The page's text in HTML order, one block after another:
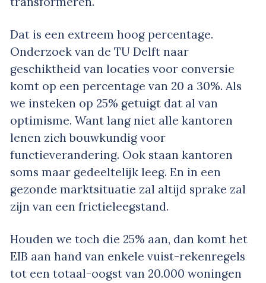
Dat is een extreem hoog percentage.
Onderzoek van de TU Delft naar
geschiktheid van locaties voor conversie
komt op een percentage van 20 a 30%. Als
we insteken op 25% getuigt dat al van
optimisme. Want lang niet alle kantoren
lenen zich bouwkundig voor
functieverandering. Ook staan kantoren
soms maar gedeeltelijk leeg. En in een
gezonde marktsituatie zal altijd sprake zal
zijn van een frictieleegstand.
Houden we toch die 25% aan, dan komt het
EIB aan hand van enkele vuist-rekenregels
tot een totaal-oogst van 20.000 woningen